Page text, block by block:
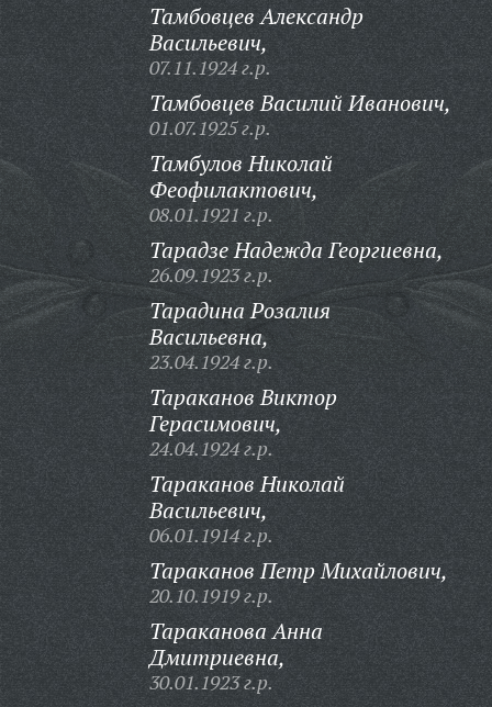
Тамбовцев Александр
Васильевич,
07.11.1924 г.р.
Тамбовцев Василий Иванович,
01.07.1925 г.р.
Тамбулов Николай
Феофилактович,
08.01.1921 г.р.
Тарадзе Надежда Георгиевна,
26.09.1923 г.р.
Тарадина Розалия
Васильевна,
23.04.1924 г.р.
Тараканов Виктор
Герасимович,
24.04.1924 г.р.
Тараканов Николай
Васильевич,
06.01.1914 г.р.
Тараканов Петр Михайлович,
20.10.1919 г.р.
Тараканова Анна
Дмитриевна,
30.01.1923 г.р.